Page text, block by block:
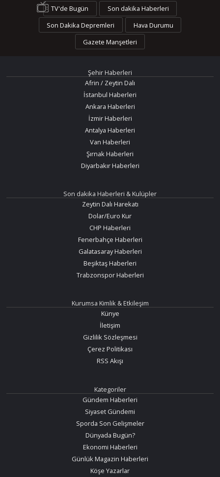
TV'de Bugün
Son dakika Haberleri
Son Dakika Depremleri
Hava Durumu
Gazete Manşetleri
Şehir Haberleri
Afrin / Zeytin Dalı
İstanbul Haberleri
Ankara Haberleri
İzmir Haberleri
Antalya Haberleri
Van Haberleri
Şırnak Haberleri
Diyarbakır Haberleri
Son dakika Haberleri & Kulüpler
Zeytin Dalı Harekatı
Dolar/Euro Kur
CHP Haberleri
Fenerbahçe Haberleri
Galatasaray Haberleri
Beşiktaş Haberleri
Trabzonspor Haberleri
Kurumsa Kimlik & Etkileşim
Künye
İletişim
Gizlilik Sözleşmesi
Çerez Politikası
RSS Akışı
Kategoriler
Gündem Haberleri
Siyaset Gündemi
Sporda Son Gelişmeler
Dünyada Bugün?
Ekonomi Haberleri
Günlük Magazin Haberleri
Köşe Yazarlar